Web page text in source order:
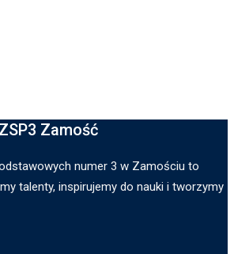
ZSP3 Zamość
numer 3 w Zamościu to
talenty, inspirujemy do nauki i tworzymy